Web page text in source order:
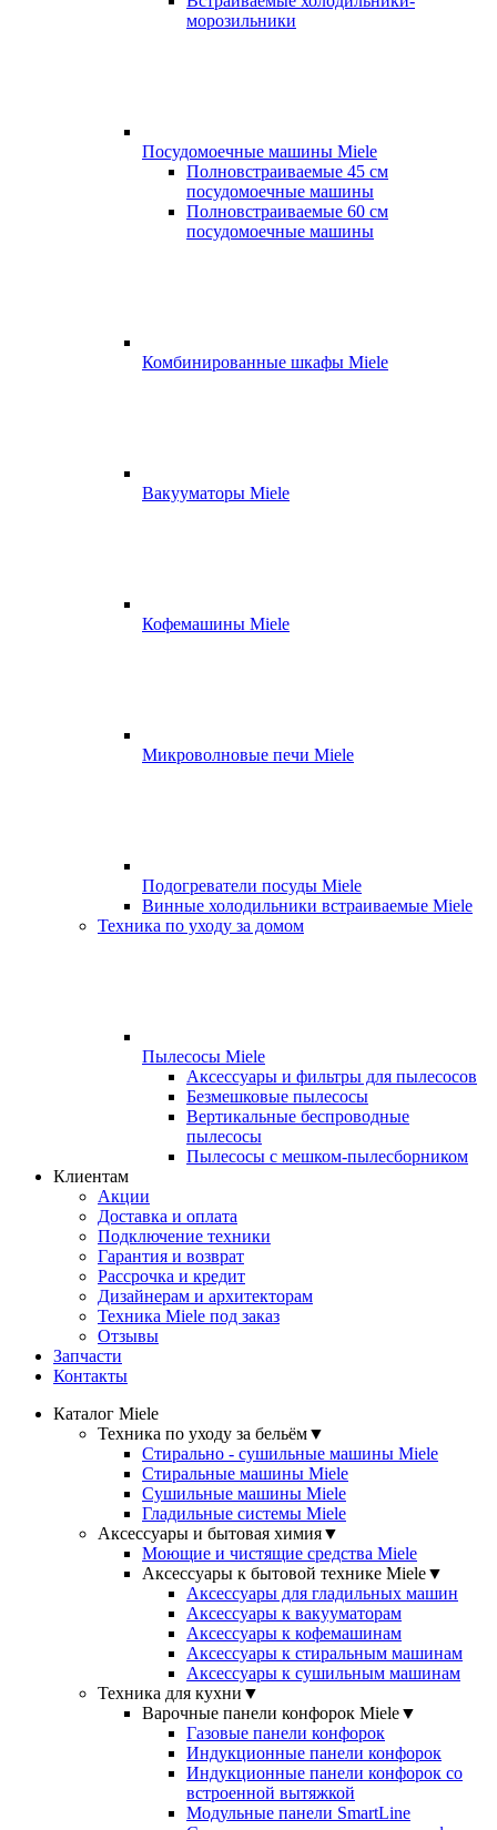
морозильники
Посудомоечные машины Miele
Полновстраиваемые 45 см
посудомоечные машины
Полновстраиваемые 60 см
посудомоечные машины
Комбинированные шкафы Miele
Вакууматоры Miele
Кофемашины Miele
Микроволновые печи Miele
Подогреватели посуды Miele
Винные холодильники встраиваемые Miele
Техника по уходу за домом
Пылесосы Miele
Аксессуары и фильтры для пылесосов
Безмешковые пылесосы
Вертикальные беспроводные
пылесосы
Пылесосы с мешком-пылесборником
Клиентам
Акции
Доставка и оплата
Подключение техники
Гарантия и возврат
Рассрочка и кредит
Дизайнерам и архитекторам
Техника Miele под заказ
Отзывы
Запчасти
Контакты
Каталог Miele
Техника по уходу за бельём▼
Стирально - сушильные машины Miele
Стиральные машины Miele
Сушильные машины Miele
Гладильные системы Miele
Аксессуары и бытовая химия▼
Моющие и чистящие средства Miele
Аксессуары к бытовой технике Miele▼
Аксессуары для гладильных машин
Аксессуары к вакууматорам
Аксессуары к кофемашинам
Аксессуары к стиральным машинам
Аксессуары к сушильным машинам
Техника для кухни ▼
Варочные панели конфорок Miele▼
Газовые панели конфорок
Индукционные панели конфорок
Индукционные панели конфорок со
встроенной вытяжкой
Модульные панели SmartLine